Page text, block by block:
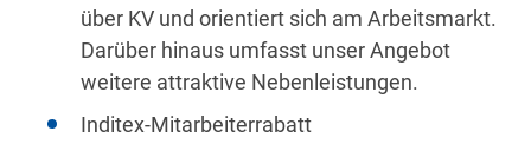
über KV und orientiert sich am Arbeitsmarkt.
Darüber hinaus umfasst unser Angebot
weitere attraktive Nebenleistungen.
Inditex-Mitarbeiterrabatt